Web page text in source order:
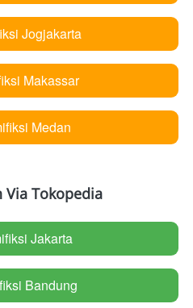
Jogjakarta
Makassar
Medan
Via Tokopedia
Jakarta
Bandung